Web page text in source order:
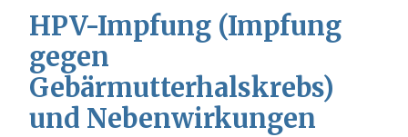
HPV-Impfung (Impfung
gegen
Gebärmutterhalskrebs)
und Nebenwirkungen